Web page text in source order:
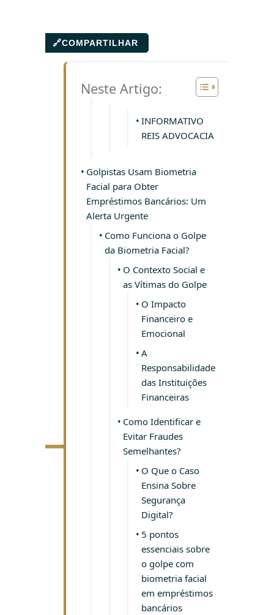
🔗COMPARTILHAR
Neste Artigo:
INFORMATIVO
REIS ADVOCACIA
Golpistas Usam Biometria
Facial para Obter
Empréstimos Bancários: Um
Alerta Urgente
Como Funciona o Golpe
da Biometria Facial?
O Contexto Social e
as Vítimas do Golpe
O Impacto
Financeiro e
Emocional
A
Responsabilidade
das Instituições
Financeiras
Como Identificar e
Evitar Fraudes
Semelhantes?
O Que o Caso
Ensina Sobre
Segurança
Digital?
5 pontos
essenciais sobre
o golpe com
biometria facial
em empréstimos
bancários